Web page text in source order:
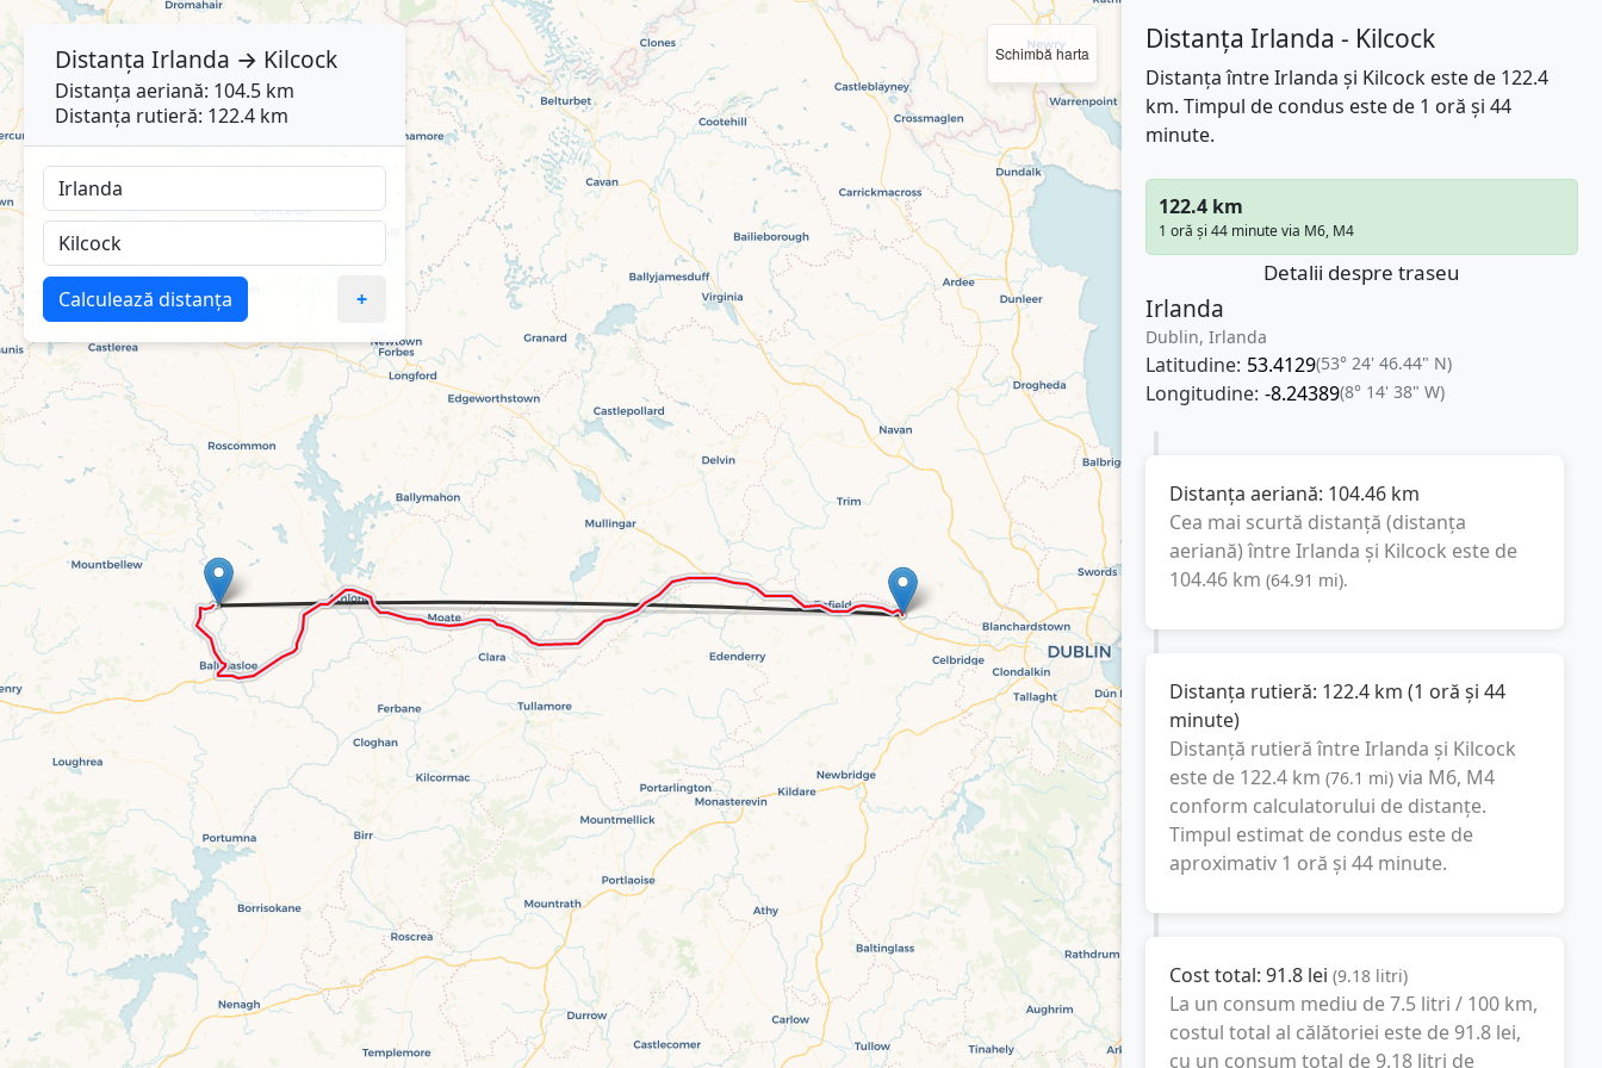
Schimbă harta Distanța Irlanda - Kilcock
Distanța între Irlanda și Kilcock este de 122.4
km. Timpul de condus este de 1 oră și 44
minute.
122.4 km
1 oră și 44 minute via M6, M4
Detalii despre traseu
Irlanda
Dublin, Irlanda
Latitudine: 53.4129(53° 24' 46.44" N)
Longitudine: -8.24389(8° 14' 38" W)
Distanța aeriană: 104.46 km
Cea mai scurtă distanță (distanța
aeriană) întreIrlanda și Kilcock este de
104.46 km (64.91 mi).
Distanța rutieră: 122.4 km (1 oră și 44
minute)
Distanță rutieră întreIrlanda și Kilcock
este de 122.4 km (76.1 mi) via M6, M4
conform calculatorului de distanțe.
Timpul estimat de condus este de
aproximativ 1 oră și 44 minute.
Cost total: 91.8 lei (9.18 litri)
La un consum mediu de7.5 litri / 100 km,
costul total al călătoriei este de 91.8 lei,
cu un consum total de 9.18 litri de
Distanța Irlanda → Kilcock
Distanța aeriană: 104.5 km
Distanța rutieră: 122.4 km
Calculează distanța +